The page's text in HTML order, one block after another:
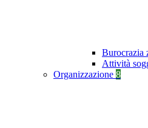
Burocrazia
Attività
Organizzazione 8